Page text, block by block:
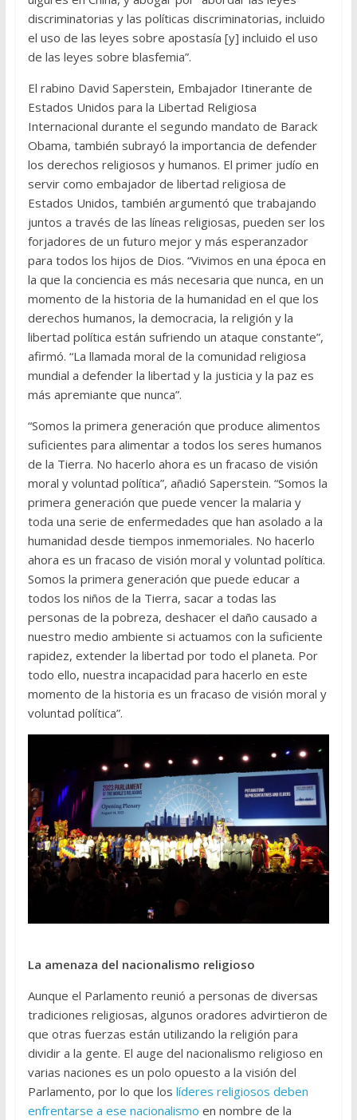
discriminatorias y las políticas discriminatorias, incluido
el uso de las leyes sobre apostasía [y] incluido el uso
de las leyes sobre blasfemia”.
El rabino David Saperstein, Embajador Itinerante de
Estados Unidos para la Libertad Religiosa
Internacional durante el segundo mandato de Barack
Obama, también subrayó la importancia de defender
los derechos religiosos y humanos. El primer judío en
servir como embajador de libertad religiosa de
Estados Unidos, también argumentó que trabajando
juntos a través de las líneas religiosas, pueden ser los
forjadores de un futuro mejor y más esperanzador
para todos los hijos de Dios. “Vivimos en una época en
la que la conciencia es más necesaria que nunca, en un
momento de la historia de la humanidad en el que los
derechos humanos, la democracia, la religión y la
libertad política están sufriendo un ataque constante”,
afirmó. “La llamada moral de la comunidad religiosa
mundial a defender la libertad y la justicia y la paz es
más apremiante que nunca”.
“Somos la primera generación que produce alimentos
suficientes para alimentar a todos los seres humanos
de la Tierra. No hacerlo ahora es un fracaso de visión
moral y voluntad política”, añadió Saperstein. “Somos la
primera generación que puede vencer la malaria y
toda una serie de enfermedades que han asolado a la
humanidad desde tiempos inmemoriales. No hacerlo
ahora es un fracaso de visión moral y voluntad política.
Somos la primera generación que puede educar a
todos los niños de la Tierra, sacar a todas las
personas de la pobreza, deshacer el daño causado a
nuestro medio ambiente si actuamos con la suficiente
rapidez, extender la libertad por todo el planeta. Por
todo ello, nuestra incapacidad para hacerlo en este
momento de la historia es un fracaso de visión moral y
voluntad política”.
La amenaza del nacionalismo religioso
Aunque el Parlamento reunió a personas de diversas
tradiciones religiosas, algunos oradores advirtieron de
que otras fuerzas están utilizando la religión para
dividir a la gente. El auge del nacionalismo religioso en
varias naciones es un polo opuesto a la visión del
Parlamento, por lo que los líderes religiosos deben
enfrentarse a ese nacionalismo en nombre de la